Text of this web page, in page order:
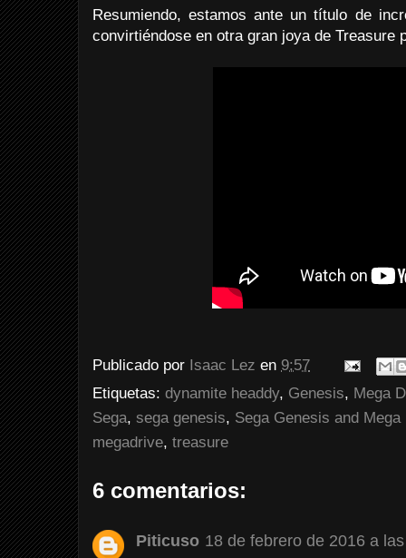
Resumiendo, estamos ante un título de
convirtiéndose en otra gran joya de Treasure
Publicado por Isaac Lez en 9:57
Etiquetas: dynamite headdy, Genesis, Mega
Sega, sega genesis, Sega Genesis and Mega
megadrive, treasure
6 comentarios:
Piticuso 18 de febrero de 2016 a